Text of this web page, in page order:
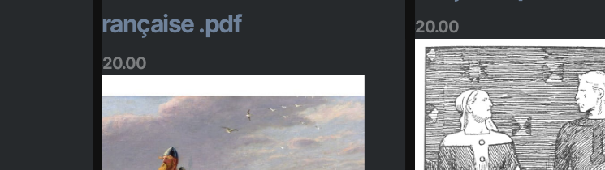
française .pdf
20.00
20.00